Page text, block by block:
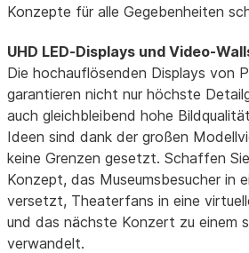
Konzepte für alle Gegebenheiten
UHD LED-Displays und Video-
Die hochauflösenden Displays von
garantieren nicht nur höchste
auch gleichbleibend hohe
Ideen sind dank der großen
keine Grenzen gesetzt. Schaffen
Konzept, das Museumsbesucher in
versetzt, Theaterfans in eine
und das nächste Konzert zu einem
verwandelt.